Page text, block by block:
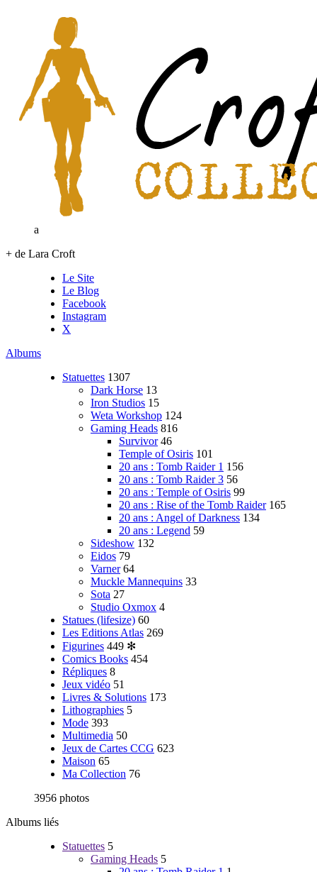
a
+ de Lara Croft
Le Site
Le Blog
Facebook
Instagram
X
Albums
Statuettes 1307
Dark Horse 13
Iron Studios 15
Weta Workshop 124
Gaming Heads 816
Survivor 46
Temple of Osiris 101
20 ans : Tomb Raider 1 156
20 ans : Tomb Raider 3 56
20 ans : Temple of Osiris 99
20 ans : Rise of the Tomb Raider 165
20 ans : Angel of Darkness 134
20 ans : Legend 59
Sideshow 132
Eidos 79
Varner 64
Muckle Mannequins 33
Sota 27
Studio Oxmox 4
Statues (lifesize) 60
Les Editions Atlas 269
Figurines 449 ✻
Comics Books 454
Répliques 8
Jeux vidéo 51
Livres & Solutions 173
Lithographies 5
Mode 393
Multimedia 50
Jeux de Cartes CCG 623
Maison 65
Ma Collection 76
3956 photos
Albums liés
Statuettes 5
Gaming Heads 5